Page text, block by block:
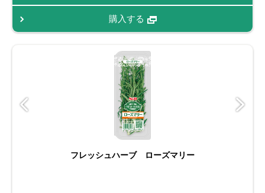
購入する
フレッシュハーブ ローズマリー